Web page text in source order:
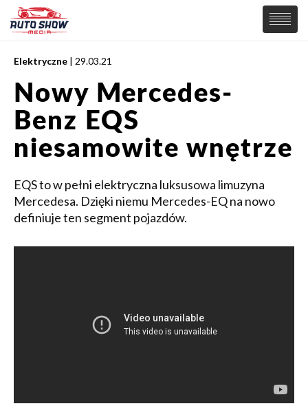
PREMIERY
SAMOCHODY
Wiadomości
Samochody Koncepcyjne
Elektryczne
MOTORSPORT
Elektryczne | 29.03.21
Nowy Mercedes-
Benz EQS
niesamowite wnętrze
EQS to w pełni elektryczna luksusowa limuzyna
Mercedesa. Dzięki niemu Mercedes-EQ na nowo
definiuje ten segment pojazdów.